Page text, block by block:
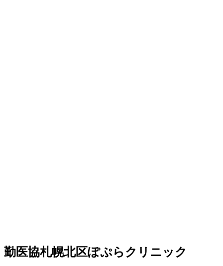
勤医協札幌北区ぽぷらクリニック